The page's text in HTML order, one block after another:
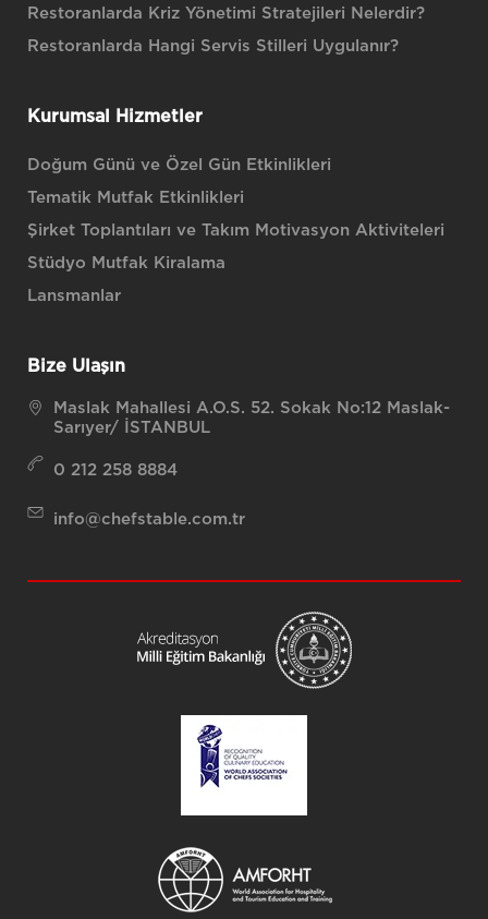
Restoranlarda Kriz Yönetimi Stratejileri Nelerdir?
Restoranlarda Hangi Servis Stilleri Uygulanır?
Kurumsal Hizmetler
Doğum Günü ve Özel Gün Etkinlikleri
Tematik Mutfak Etkinlikleri
Şirket Toplantıları ve Takım Motivasyon Aktiviteleri
Stüdyo Mutfak Kiralama
Lansmanlar
Bize Ulaşın
Maslak Mahallesi A.O.S. 52. Sokak No:12 Maslak-
Sarıyer/ İSTANBUL
0 212 258 8884
info@chefstable.com.tr